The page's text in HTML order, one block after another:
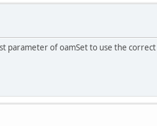
parameter of oamSet to use the